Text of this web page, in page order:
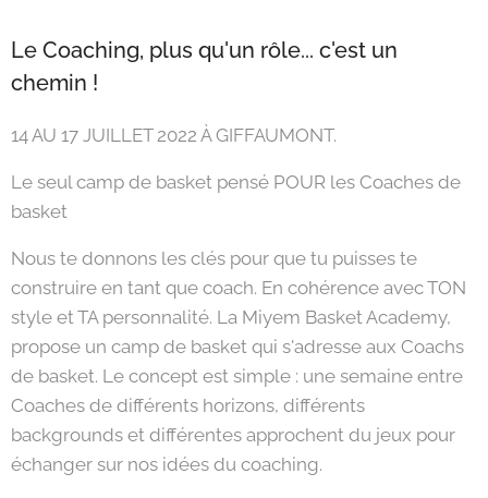
Le Coaching, plus qu'un rôle... c'est un
chemin !
14 AU 17 JUILLET 2022 À GIFFAUMONT.
Le seul camp de basket pensé POUR les Coaches de
basket
Nous te donnons les clés pour que tu puisses te
construire en tant que coach. En cohérence avec TON
style et TA personnalité. La Miyem Basket Academy,
propose un camp de basket qui s'adresse aux Coachs
de basket. Le concept est simple : une semaine entre
Coaches de différents horizons, différents
backgrounds et différentes approchent du jeux pour
échanger sur nos idées du coaching.